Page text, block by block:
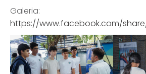
Galeria:
https://www.facebook.com/